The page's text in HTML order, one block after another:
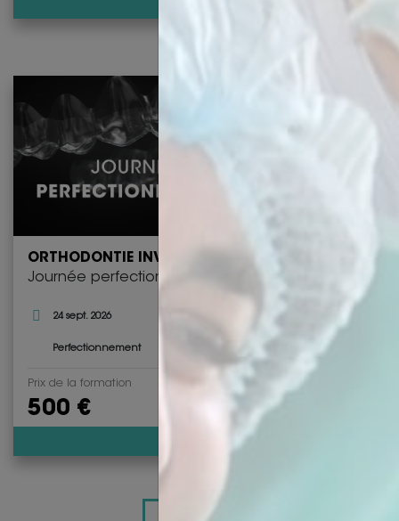
ORTHODONTIE INVISIBLE
Journée perfectionnement
24 sept. 2026 Salon-de-Provence
Perfectionnement
1 jour - 8 heures de 08h30 à
Prix de la formation
500 €